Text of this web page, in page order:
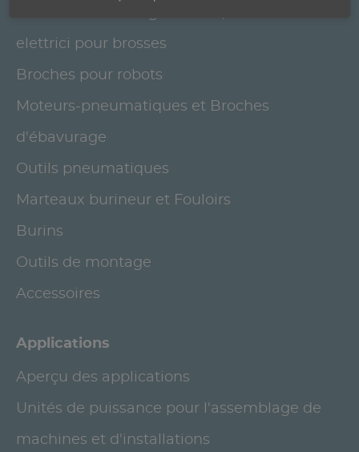
elettrici pour brosses
Broches pour robots
Moteurs-pneumatiques et Broches
d'ébavurage
Outils pneumatiques
Marteaux burineur et Fouloirs
Burins
Outils de montage
Accessoires
Applications
Aperçu des applications
Unités de puissance pour l'assemblage de
machines et d'installations